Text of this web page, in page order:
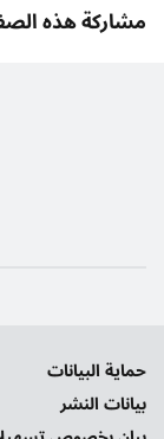
مشاركة هذه
حماية البيانات
بيانات النشر